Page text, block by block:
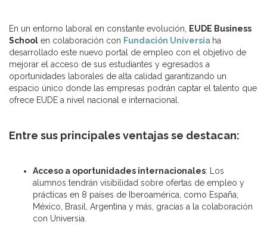
En un entorno laboral en constante evolución,
EUDE Business
School en colaboración con Fundación Universia ha
desarrollado este nuevo portal de empleo con el objetivo de
mejorar el acceso de sus estudiantes y egresados a
oportunidades laborales de alta calidad garantizando un
espacio único donde las empresas podrán captar el talento que
ofrece EUDE a nivel nacional e internacional.
Entre sus principales ventajas se destacan:
Acceso a oportunidades internacionales: Los
alumnos tendrán visibilidad sobre ofertas de empleo y
prácticas en 8 países de Iberoamérica, como España,
México, Brasil, Argentina y más, gracias a la colaboración
con Universia.